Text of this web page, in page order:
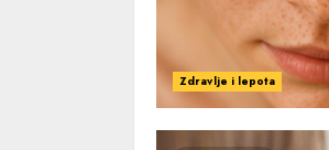
Zdravlje i lepota